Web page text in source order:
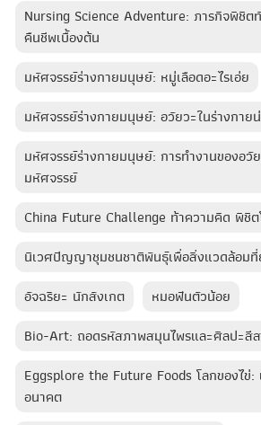
Nursing Science Adventure: ภารกิจพิชิ
คืนชีพเบื้องต้น
มหัศจรรย์ร่างกายมนุษย์: หมู่เลือดอะไรเอ่ย
มหัศจรรย์ร่างกายมนุษย์: อวัยวะในร่างกาย
มหัศจรรย์ร่างกายมนุษย์: การทำงานของอวั
มหัศจรรย์
China Future Challenge ท้าความคิด พิชิ
นิเวศปัญญาชุมชนชาติพันธุ์เพื่อสิ่งแวดล้อม
อัจฉริยะ นักสังเกต
หมอฟันตัวน้อย
Bio-Art: ถอดรหัสภาพสมุนไพรและศิลปะสี
Eggsplore the Future Foods โลกของไข่:
อนาคต